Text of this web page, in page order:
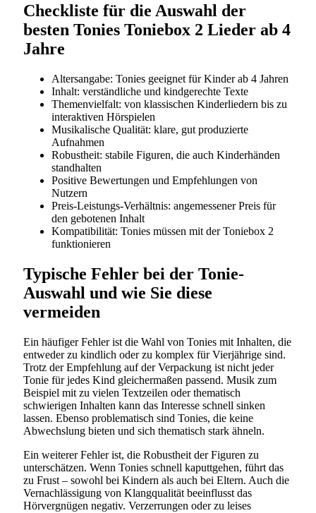
Checkliste für die Auswahl der
besten Tonies Toniebox 2 Lieder ab 4
Jahre
Altersangabe: Tonies geeignet für Kinder ab 4 Jahren
Inhalt: verständliche und kindgerechte Texte
Themenvielfalt: von klassischen Kinderliedern bis zu
interaktiven Hörspielen
Musikalische Qualität: klare, gut produzierte
Aufnahmen
Robustheit: stabile Figuren, die auch Kinderhänden
standhalten
Positive Bewertungen und Empfehlungen von
Nutzern
Preis-Leistungs-Verhältnis: angemessener Preis für
den gebotenen Inhalt
Kompatibilität: Tonies müssen mit der Toniebox 2
funktionieren
Typische Fehler bei der Tonie-
Auswahl und wie Sie diese
vermeiden
Ein häufiger Fehler ist die Wahl von Tonies mit Inhalten, die
entweder zu kindlich oder zu komplex für Vierjährige sind.
Trotz der Empfehlung auf der Verpackung ist nicht jeder
Tonie für jedes Kind gleichermaßen passend. Musik zum
Beispiel mit zu vielen Textzeilen oder thematisch
schwierigen Inhalten kann das Interesse schnell sinken
lassen. Ebenso problematisch sind Tonies, die keine
Abwechslung bieten und sich thematisch stark ähneln.
Ein weiterer Fehler ist, die Robustheit der Figuren zu
unterschätzen. Wenn Tonies schnell kaputtgehen, führt das
zu Frust – sowohl bei Kindern als auch bei Eltern. Auch die
Vernachlässigung von Klangqualität beeinflusst das
Hörvergnügen negativ. Verzerrungen oder zu leises